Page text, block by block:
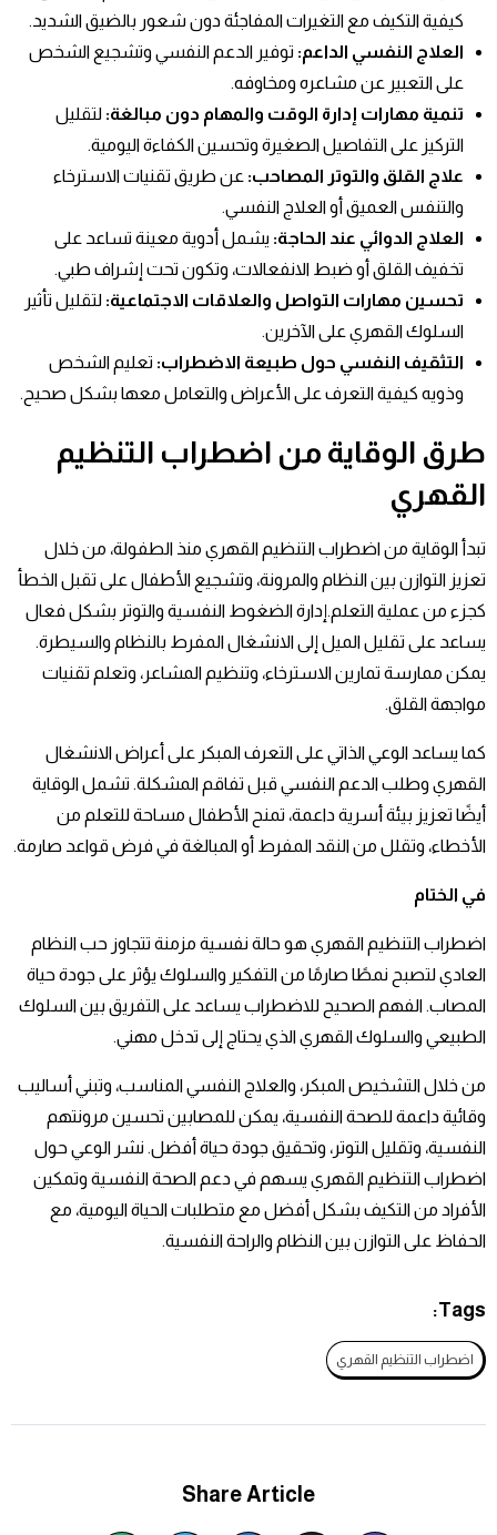
كيفية التكيف مع التغيرات المفاجئة دون شعور بالضيق الشديد.
العلاج النفسي الداعم: توفير الدعم النفسي وتشجيع الشخص
على التعبير عن مشاعره ومخاوفه.
تنمية مهارات إدارة الوقت والمهام دون مبالغة: لتقليل
التركيز على التفاصيل الصغيرة وتحسين الكفاءة اليومية.
علاج القلق والتوتر المصاحب: عن طريق تقنيات الاسترخاء
والتنفس العميق أو العلاج النفسي.
العلاج الدوائي عند الحاجة: يشمل أدوية معينة تساعد على
تخفيف القلق أو ضبط الانفعالات، وتكون تحت إشراف طبي.
تحسين مهارات التواصل والعلاقات الاجتماعية: لتقليل تأثير
السلوك القهري على الآخرين.
التثقيف النفسي حول طبيعة الاضطراب: تعليم الشخص
وذويه كيفية التعرف على الأعراض والتعامل معها بشكل صحيح.
طرق الوقاية من اضطراب التنظيم
القهري
تبدأ الوقاية من اضطراب التنظيم القهري منذ الطفولة، من خلال
تعزيز التوازن بين النظام والمرونة، وتشجيع الأطفال على تقبل الخطأ
كجزء من عملية التعلم.إدارة الضغوط النفسية والتوتر بشكل فعال
يساعد على تقليل الميل إلى الانشغال المفرط بالنظام والسيطرة.
يمكن ممارسة تمارين الاسترخاء، وتنظيم المشاعر، وتعلم تقنيات
مواجهة القلق.
كما يساعد الوعي الذاتي على التعرف المبكر على أعراض الانشغال
القهري وطلب الدعم النفسي قبل تفاقم المشكلة. تشمل الوقاية
أيضًا تعزيز بيئة أسرية داعمة، تمنح الأطفال مساحة للتعلم من
الأخطاء، وتقلل من النقد المفرط أو المبالغة في فرض قواعد صارمة.
في الختام
اضطراب التنظيم القهري هو حالة نفسية مزمنة تتجاوز حب النظام
العادي لتصبح نمطًا صارمًا من التفكير والسلوك يؤثر على جودة حياة
المصاب. الفهم الصحيح للاضطراب يساعد على التفريق بين السلوك
الطبيعي والسلوك القهري الذي يحتاج إلى تدخل مهني.
من خلال التشخيص المبكر، والعلاج النفسي المناسب، وتبني أساليب
وقائية داعمة للصحة النفسية، يمكن للمصابين تحسين مرونتهم
النفسية، وتقليل التوتر، وتحقيق جودة حياة أفضل. نشر الوعي حول
اضطراب التنظيم القهري يسهم في دعم الصحة النفسية وتمكين
الأفراد من التكيف بشكل أفضل مع متطلبات الحياة اليومية، مع
الحفاظ على التوازن بين النظام والراحة النفسية.
Tags:
اضطراب التنظيم القهري
Share Article